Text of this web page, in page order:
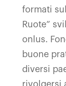
formati
Ruote”
onlus.
buone
diversi
rivolgersi